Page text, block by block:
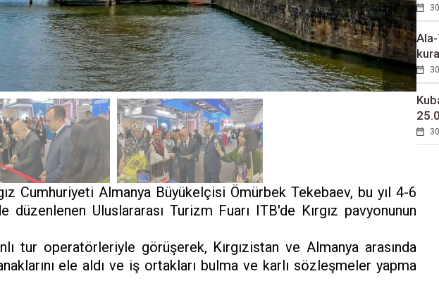
Cumhuriyeti Almanya Büyükelçisi Ömürbek Tekebaev, bu yıl 4-6
düzenlenen Uluslararası Turizm Fuarı ITB'de Kırgız pavyonunun
tur operatörleriyle görüşerek, Kırgızistan ve Almanya arasında
ele aldı ve iş ortakları bulma ve karlı sözleşmeler yapma